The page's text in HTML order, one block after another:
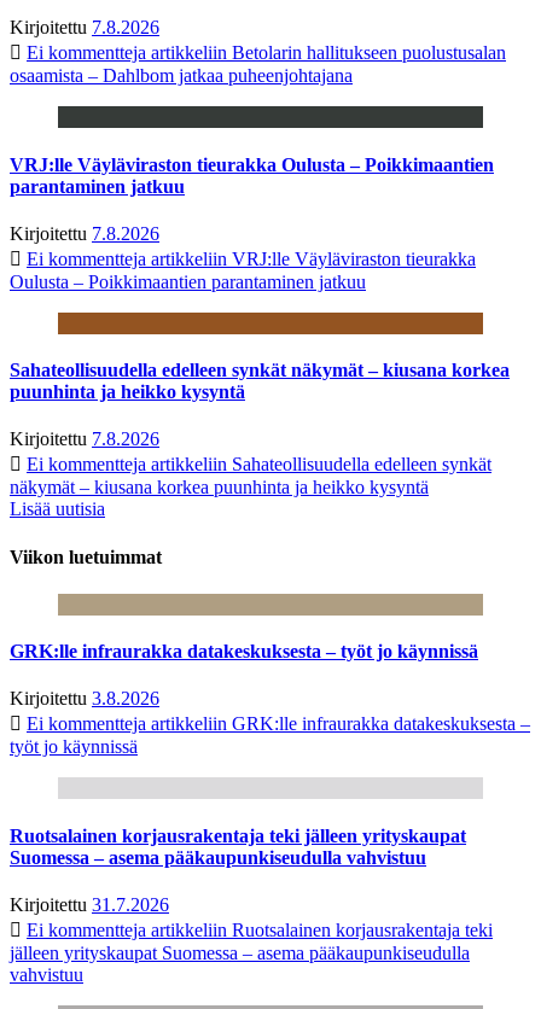
Kirjoitettu 7.8.2026
Ei kommentteja artikkeliin Betolarin hallitukseen puolustusalan
osaamista – Dahlbom jatkaa puheenjohtajana
VRJ:lle Väyläviraston tieurakka Oulusta – Poikkimaantien
parantaminen jatkuu
Kirjoitettu 7.8.2026
Ei kommentteja artikkeliin VRJ:lle Väyläviraston tieurakka
Oulusta – Poikkimaantien parantaminen jatkuu
Sahateollisuudella edelleen synkät näkymät – kiusana korkea
puunhinta ja heikko kysyntä
Kirjoitettu 7.8.2026
Ei kommentteja artikkeliin Sahateollisuudella edelleen synkät
näkymät – kiusana korkea puunhinta ja heikko kysyntä
Lisää uutisia
Viikon luetuimmat
GRK:lle infraurakka datakeskuksesta – työt jo käynnissä
Kirjoitettu 3.8.2026
Ei kommentteja artikkeliin GRK:lle infraurakka datakeskuksesta –
työt jo käynnissä
Ruotsalainen korjausrakentaja teki jälleen yrityskaupat
Suomessa – asema pääkaupunkiseudulla vahvistuu
Kirjoitettu 31.7.2026
Ei kommentteja artikkeliin Ruotsalainen korjausrakentaja teki
jälleen yrityskaupat Suomessa – asema pääkaupunkiseudulla
vahvistuu